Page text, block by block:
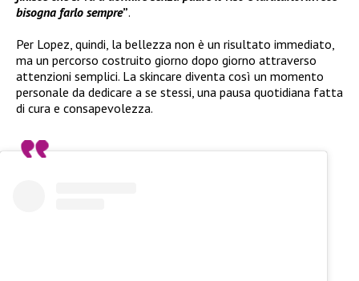
bisogna farlo sempre”.
Per Lopez, quindi, la bellezza non è un risultato immediato,
ma un percorso costruito giorno dopo giorno attraverso
attenzioni semplici. La skincare diventa così un momento
personale da dedicare a se stessi, una pausa quotidiana fatta
di cura e consapevolezza.